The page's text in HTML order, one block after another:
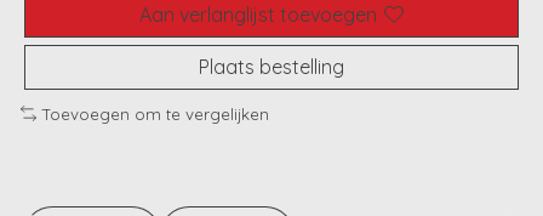
Aan verlanglijst toevoegen
Plaats bestelling
Toevoegen om te vergelijken